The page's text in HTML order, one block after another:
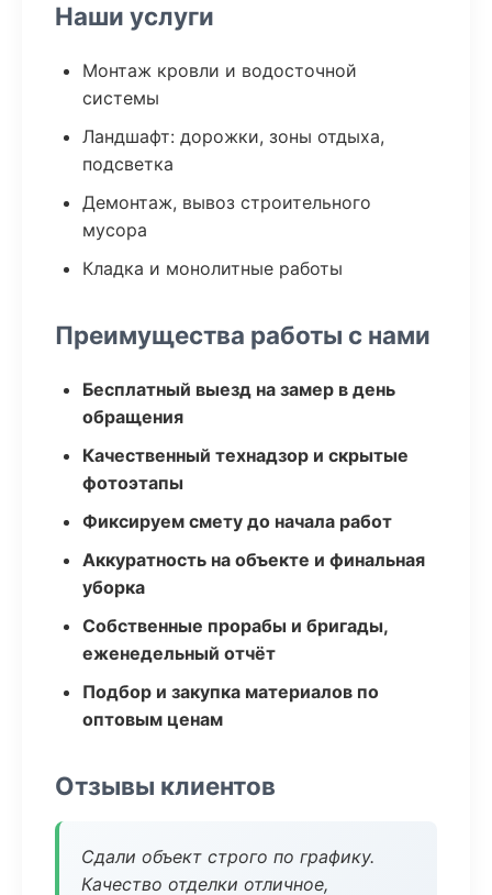
Наши услуги
Монтаж кровли и водосточной
системы
Ландшафт: дорожки, зоны отдыха,
подсветка
Демонтаж, вывоз строительного
мусора
Кладка и монолитные работы
Преимущества работы с нами
Бесплатный выезд на замер в день
обращения
Качественный технадзор и скрытые
фотоэтапы
Фиксируем смету до начала работ
Аккуратность на объекте и финальная
уборка
Собственные прорабы и бригады,
еженедельный отчёт
Подбор и закупка материалов по
оптовым ценам
Отзывы клиентов
Сдали объект строго по графику.
Качество отделки отличное,